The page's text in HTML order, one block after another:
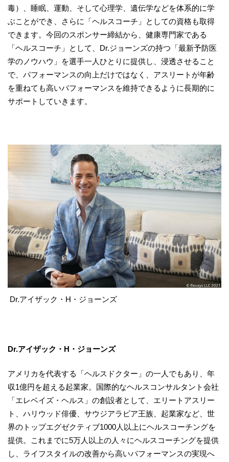
毒）、睡眠、運動、そして心理学、遺伝学などを体系的に学
ぶことができ、さらに「ヘルスコーチ」としての資格も取得
できます。今回のスポンサー締結から、健康専門家である
「ヘルスコーチ」として、Dr.ジョーンズの持つ「最新予防医
学のノウハウ」を選手一人ひとりに提供し、浸透させること
で、パフォーマンスの向上だけではなく、アスリートが年齢
を重ねても高いパフォーマンスを維持できるように長期的に
サポートしていきます。
Dr.アイザック・H・ジョーンズ
Dr.アイザック・H・ジョーンズ
アメリカを代表する「ヘルスドクター」の一人でもあり、年
収1億円を超える起業家。国際的なヘルスコンサルタント会社
「エレベイズ・ヘルス」の創設者として、エリートアスリー
ト、ハリウッド俳優、サウジアラビア王族、起業家など、世
界のトップエグゼクティブ1000人以上にヘルスコーチングを
提供。これまでに5万人以上の人々にヘルスコーチングを提供
し、ライフスタイルの改善から高いパフォーマンスの実現へ